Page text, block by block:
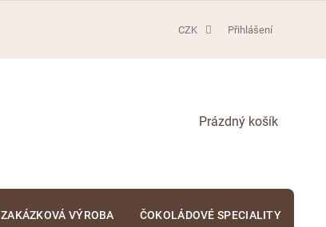
CZK Přihlášení
NÁKUPNÍ
ZAKÁZKOVÁ VÝROBA ČOKOLÁDOVÉ SPECIALITY